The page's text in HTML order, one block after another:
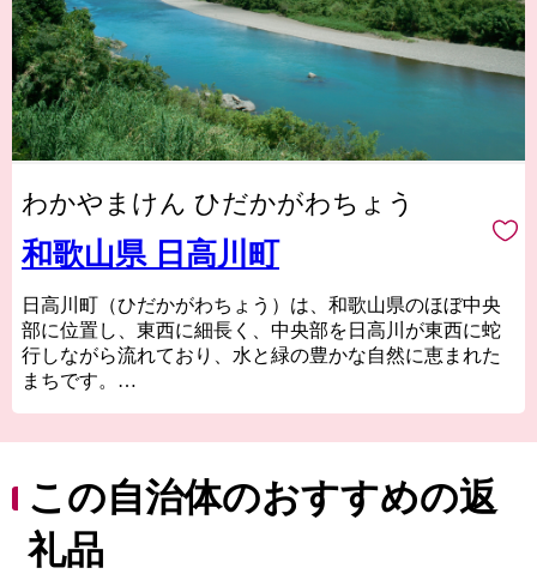
わかやまけん ひだかがわちょう
和歌山県 日高川町
日高川町（ひだかがわちょう）は、和歌山県のほぼ中央
部に位置し、東西に細長く、中央部を日高川が東西に蛇
行しながら流れており、水と緑の豊かな自然に恵まれた
まちです。
産物や、生産量日本一を誇る紀州備長炭のほか、千両や
椎茸等の林産物も多く生産しています。
また、安珍清姫伝説で全国的にも有名な道成寺や、奇祭
で有名な丹生神社の笑い祭、寒川祭など有形・無形の貴
この自治体のおすすめの返
礼品